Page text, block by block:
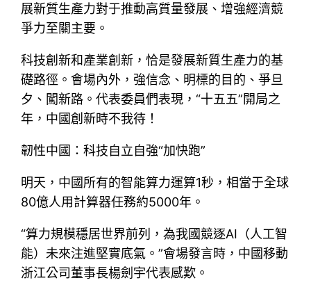
展新質生產力對于推動高質量發展、增強經濟競
爭力至關主要。
科技創新和產業創新，恰是發展新質生產力的基
礎路徑。會場內外，強信念、明標的目的、爭旦
夕、闖新路。代表委員們表現，“十五五”開局之
年，中國創新時不我待！
韌性中國：科技自立自強“加快跑”
明天，中國所有的智能算力運算1秒，相當于全球
80億人用計算器任務約5000年。
“算力規模穩居世界前列，為我國競逐AI（人工智
能）未來注進堅實底氣。”會場發言時，中國移動
浙江公司董事長楊劍宇代表感歎。